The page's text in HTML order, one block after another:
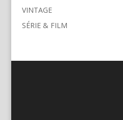
VINTAGE
SÉRIE & FILM